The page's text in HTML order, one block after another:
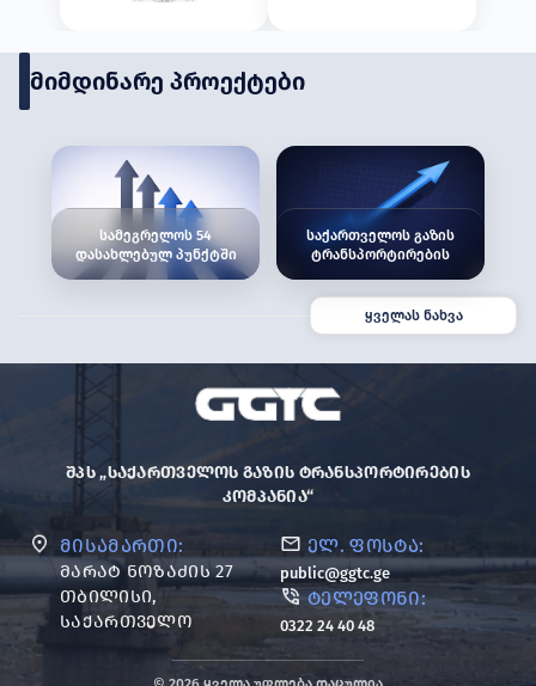
მიმდინარე პროექტები
სამეგრელოს 54
დასახლებულ პუნქტში
გაზიფიცირების
საქართველოს გაზის
ტრანსპორტირების
მუნიციპალიტეტებში
ბუნებრივი გაზის
სამუშაოებს
ახორციელებს
ყველას ნახვა
ᲛᲘᲡᲐᲛᲐᲠᲗᲘ:
ᲛᲐᲠᲐᲢ ᲜᲝᲖᲐᲫᲘᲡ 27
ᲗᲑᲘᲚᲘᲡᲘ,
ᲡᲐᲥᲐᲠᲗᲕᲔᲚᲝ
ᲨᲞᲡ „ᲡᲐᲥᲐᲠᲗᲕᲔᲚᲝᲡ ᲒᲐᲖᲘᲡ ᲢᲠᲐᲜᲡᲞᲝᲠᲢᲘᲠᲔᲑᲘᲡ
ᲙᲝᲛᲞᲐᲜᲘᲐ“
ᲔᲚ. ᲤᲝᲡᲢᲐ:
public@ggtc.ge
ᲢᲔᲚᲔᲤᲝᲜᲘ:
0322 24 40 48